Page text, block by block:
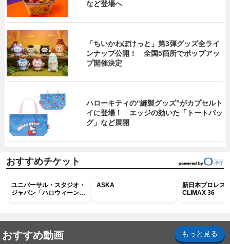
など登場へ
「ちいかわぽけっと」第3弾グッズ全ライ
ンナップ公開！ 全国5箇所でポップアッ
プ開催決定
ハローキティの“縫製グッズ”がカプセルト
イに登場！ エッジの効いた「トートバッ
グ」など展開
おすすめチケット
ユニバーサル・スタジオ・
ジャパン「ハロウィーン・
ASKA
新日本プロレス
CLIMAX 36
おすすめ動画 もっと見る